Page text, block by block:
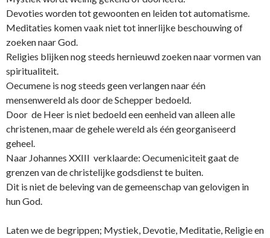
Devoties worden tot gewoonten en leiden tot automatisme.
Meditaties komen vaak niet tot innerlijke beschouwing of
zoeken naar God.
Religies blijken nog steeds hernieuwd zoeken naar vormen van
spiritualiteit.
Oecumene is nog steeds geen verlangen naar één
mensenwereld als door de Schepper bedoeld.
Door de Heer is niet bedoeld een eenheid van alleen alle
christenen, maar de gehele wereld als één georganiseerd
geheel.
Naar Johannes XXIII verklaarde: Oecumeniciteit gaat de
grenzen van de christelijke godsdienst te buiten.
Dit is niet de beleving van de gemeenschap van gelovigen in
hun God.
Laten we de begrippen; Mystiek, Devotie, Meditatie, Religie en